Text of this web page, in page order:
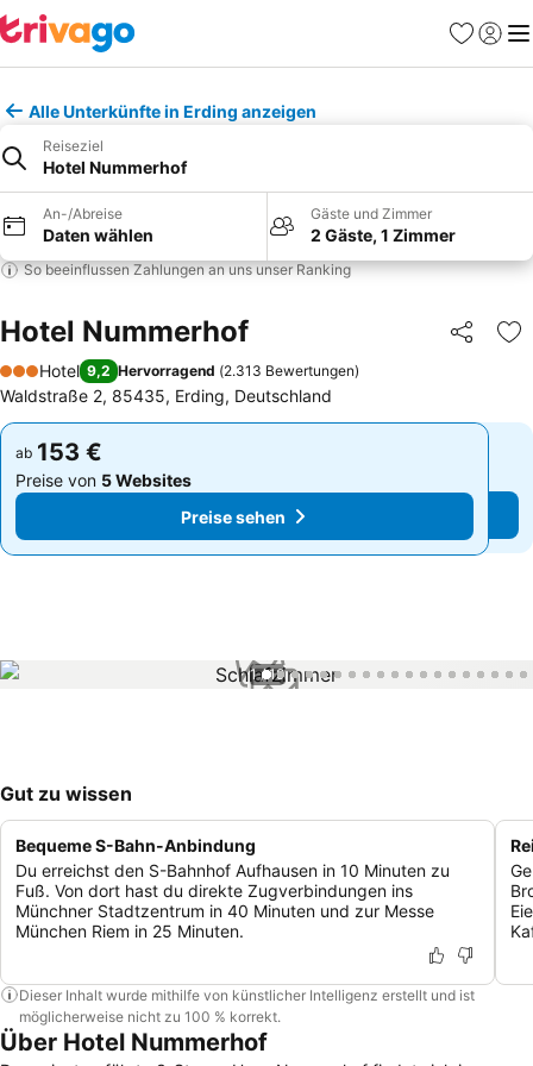
Favoriten
Alle Unterkünfte in Erding anzeigen
Reiseziel
Hotel Nummerhof
An-/Abreise
Daten wählen
Gäste und Zimmer
2 Gäste, 1 Zimmer
So beeinflussen Zahlungen an uns unser Ranking
Hotel Nummerhof Teilen
3 Sterne
Hotel 9,2 Hervorragend (2.313 Bewertungen)
Waldstraße 2, 85435, Erding, Deutschland
ab 153 €
Preise von 5 Websites
Preise sehen
ab 153 €
Preise von 5 Websites
Preise sehen
1 / 19
Gut zu wissen
Bequeme S-Bahn-Anbindung
Du erreichst den S-Bahnhof Aufhausen in 10 Minuten zu
Fuß. Von dort hast du direkte Zugverbindungen ins
Münchner Stadtzentrum in 40 Minuten und zur Messe
München Riem in 25 Minuten.
Dieser Inhalt wurde mithilfe von künstlicher Intelligenz erstellt und ist
möglicherweise nicht zu 100 % korrekt.
Über Hotel Nummerhof